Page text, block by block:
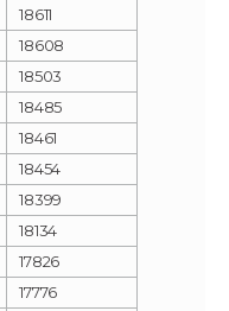
18611
18608
18503
18485
18461
18454
18399
18134
17826
17776